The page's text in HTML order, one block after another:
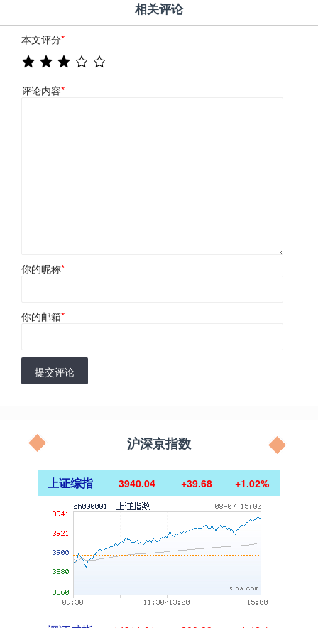
相关评论
本文评分*
评论内容*
你的昵称*
你的邮箱*
提交评论
沪深京指数
上证综指 3940.04 +39.68 +1.02%